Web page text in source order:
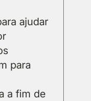
ajudar
para
a fim de